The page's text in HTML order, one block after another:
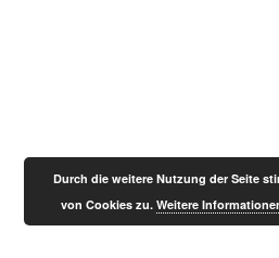
Durch die weitere Nutzung der Seite
von Cookies zu.Weitere